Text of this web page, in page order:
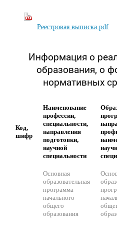
Реестровая выписка.pdf
Информация о
образования, о
нормативных
Код,
шифр
Наименование
профессии,
специальности,
направления
подготовки,
научной
специальности
Основная
образовательная
программа
начального
общего
образования